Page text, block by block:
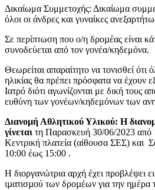
Δικαίωμα Συμμετοχής: Δικαίωμα
όλοι οι άνδρες και γυναίκες
Σε περίπτωση που ο/η δροµέας είναι
συνοδεύεται από τον γονέα/κηδεμόνα.
Θεωρείται απαραίτητο να τονισθεί ότι
ηλικίας θα πρέπει πρόσφατα να έχουν
Ιατρό διότι αγωνίζονται με δική τους
ευθύνη των γονέων/κηδεμόνων των
Διανοµή Αθλητικού Υλικού: Η
γίνεται τη Παρασκευή 30/06/2023 από
Κεντρική πλατεία (αίθουσα ΣΕΣ) και
10:00 έως 15:00 .
Η διοργανώτρια αρχή έχει προβλέψει
ιµατισµού των δροµέων για την ημέρα